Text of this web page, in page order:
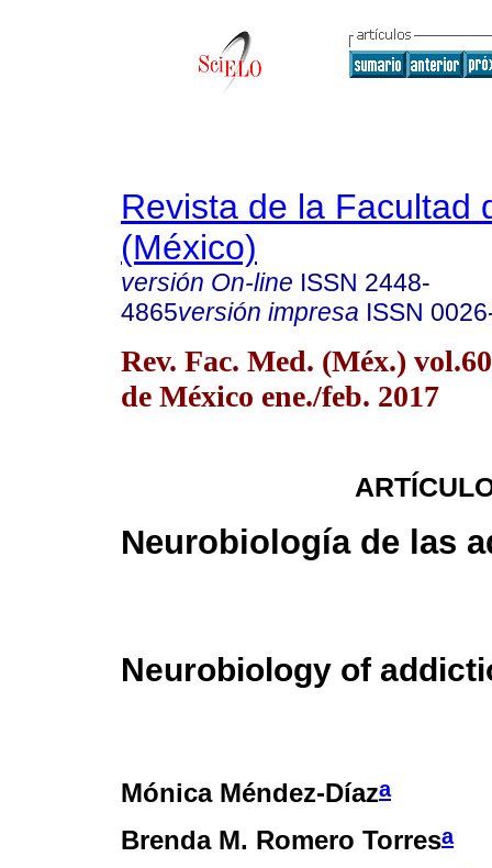
Revista de la Facultad
(México)
versión On-line ISSN 2448-
4865versión impresa ISSN
Rev. Fac. Med. (Méx.)
de México ene./feb. 2017
Neurobiología de las
Neurobiology of
Mónica Méndez-Díaza
Brenda M. Romero Torresa